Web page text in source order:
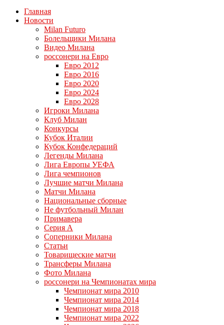
Главная
Новости
Milan Futuro
Болельщики Милана
Видео Милана
россонери на Евро
Евро 2012
Евро 2016
Евро 2020
Евро 2024
Евро 2028
Игроки Милана
Клуб Милан
Конкурсы
Кубок Италии
Кубок Конфедераций
Легенды Милана
Лига Европы УЕФА
Лига чемпионов
Лучшие матчи Милана
Матчи Милана
Национальные сборные
Не футбольный Милан
Примавера
Серия А
Соперники Милана
Статьи
Товарищеские матчи
Трансферы Милана
Фото Милана
россонери на Чемпионатах мира
Чемпионат мира 2010
Чемпионат мира 2014
Чемпионат мира 2018
Чемпионат мира 2022